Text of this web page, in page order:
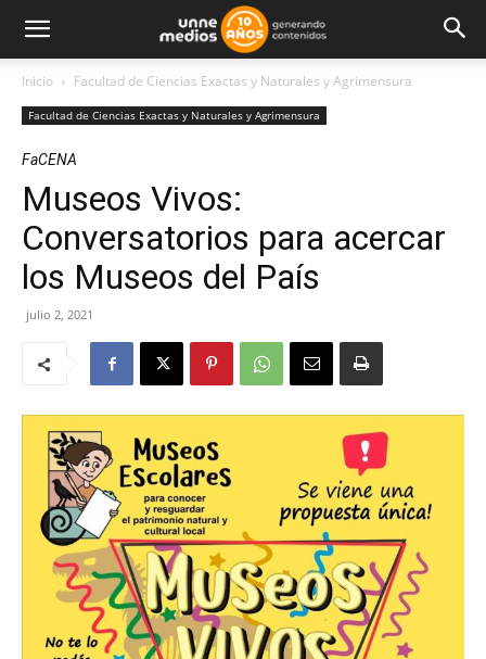
Inicio Facultad de Ciencias Exactas y Naturales y Agrimensura
Facultad de Ciencias Exactas y Naturales y Agrimensura
FaCENA
Museos Vivos:
Conversatorios para acercar
los Museos del País
julio 2, 2021